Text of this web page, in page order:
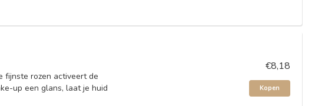
fijnste rozen activeert de
up een glans, laat je huid
€8,18
Kopen